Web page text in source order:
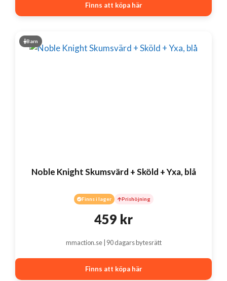
Finns att köpa här
Barn
Noble Knight Skumsvärd + Sköld + Yxa, blå
Finns i lager Prishöjning
459 kr
mmaction.se | 90 dagars bytesrätt
Finns att köpa här